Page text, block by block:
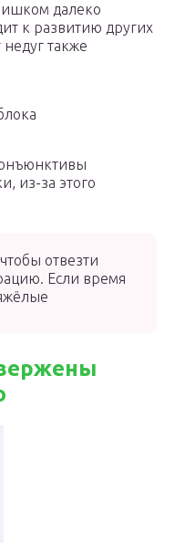
далеко
к развитию других
также
из-за этого
отвезти
Если время